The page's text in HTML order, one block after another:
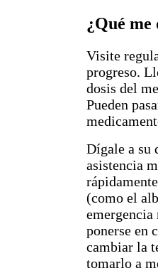
¿Qué me
Visite
progreso.
dosis del
Pueden
Dígale a su
asistencia
(como el
emergencia
ponerse en
cambiar la
tomarlo a